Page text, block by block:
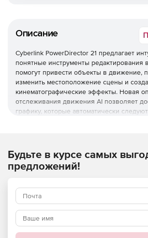
Описание
Cyberlink PowerDirector 21 предлагает
понятные инструменты редактирования
помогут привести объекты в движение,
изменить местоположение сцены и
кинематографические эффекты. Новая
отслеживания движения AI позволяет
графику, которые автоматически
Можно улучшить или полностью
создания идеальных живописных
Маска для плавного удаления
изображений.
Возможность удалить порывы ветра и
четкий, чистый звук, не
Будьте в курсе самых
предложений!